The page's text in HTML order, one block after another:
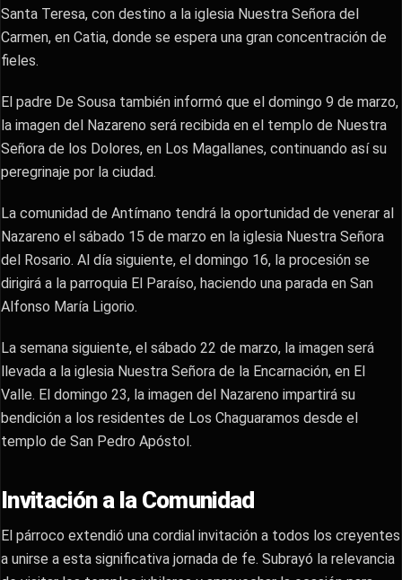
Santa Teresa, con destino a la iglesia Nuestra Señora del
Carmen, en Catia, donde se espera una gran concentración de
fieles.
El padre De Sousa también informó que el domingo 9 de marzo,
la imagen del Nazareno será recibida en el templo de Nuestra
Señora de los Dolores, en Los Magallanes, continuando así su
peregrinaje por la ciudad.
La comunidad de Antímano tendrá la oportunidad de venerar al
Nazareno el sábado 15 de marzo en la iglesia Nuestra Señora
del Rosario. Al día siguiente, el domingo 16, la procesión se
dirigirá a la parroquia El Paraíso, haciendo una parada en San
Alfonso María Ligorio.
La semana siguiente, el sábado 22 de marzo, la imagen será
llevada a la iglesia Nuestra Señora de la Encarnación, en El
Valle. El domingo 23, la imagen del Nazareno impartirá su
bendición a los residentes de Los Chaguaramos desde el
templo de San Pedro Apóstol.
Invitación a la Comunidad
El párroco extendió una cordial invitación a todos los creyentes
a unirse a esta significativa jornada de fe. Subrayó la relevancia